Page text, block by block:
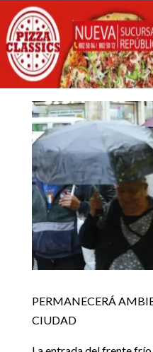
 Inicio 5 Noticias locales
PERMANECERÁ
AMBIENTE
CIUDAD
Noticias locales
24 enero, 2018
PERMANECERÁ
CIUDAD